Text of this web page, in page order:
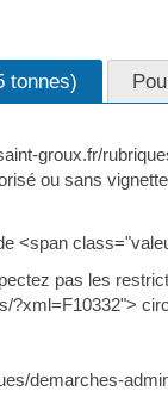
tonnes)
groux.fr/
ou sans
<span
pas les
demarches-